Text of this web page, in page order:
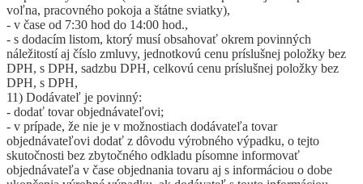
voľna, pracovného pokoja a štátne sviatky),
- v čase od 7:30 hod do 14:00 hod.,
- s dodacím listom, ktorý musí obsahovať okrem povinných
náležitostí aj číslo zmluvy, jednotkovú cenu príslušnej položky bez
DPH, s DPH, sadzbu DPH, celkovú cenu príslušnej položky bez
DPH, s DPH,
11) Dodávateľ je povinný:
- dodať tovar objednávateľovi;
- v prípade, že nie je v možnostiach dodávateľa tovar
objednávateľovi dodať z dôvodu výrobného výpadku, o tejto
skutočnosti bez zbytočného odkladu písomne informovať
objednávateľa v čase objednania tovaru aj s informáciou o dobe